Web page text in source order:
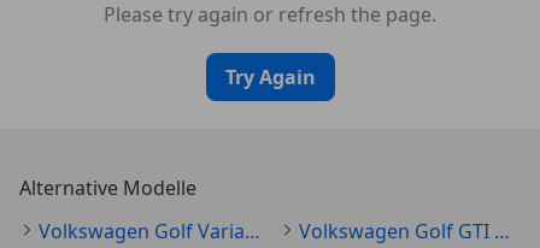
Please try again or refresh the page.
Try Again
Alternative Modelle
Volkswagen Golf Variant Gebraucht
Volkswagen Golf GTI Gebraucht